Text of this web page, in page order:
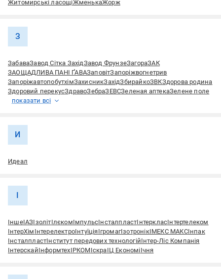
Житомирські ласощіЖменькаЖорж
З
ЗабаваЗавод Сітка ЗахідЗавод ФрунзеЗагораЗАК
ЗАОЩАДЛИВА ПАНІ ҐАВАЗаповітЗапоріжвогнетрив
ЗапоріжавтопобутхімЗахисникЗахідЗбирайкоЗВКЗдорова родина
Здоровий перекусЗдравоЗебраЗЕВСЗеленая аптекаЗелене поле
показати всі
И
Идеал
І
ІншеІАЗІзолітІлєкомІмпульсІнсталпластІнтеркласІнтертелеком
ІнтерХім ІнтерелектроІнтуїціяІгромагІзотронікІМЕКС МАКСІнпак
ІнсталпластІнститут передових технологійІнтер-Ліс Компанія
ІнтерскайІнформтехІРКОМІскраІЦ ЕкономіІчня